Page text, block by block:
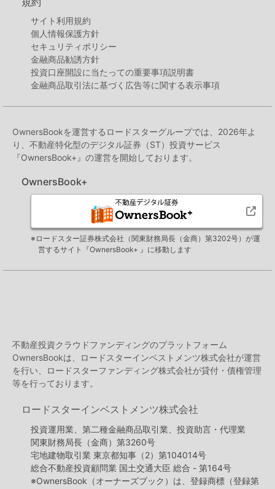
サイト利用規約
個人情報保護方針
セキュリティポリシー
金融商品勧誘方針
投資口座開設に当たっての重要事項説明書
金融商品取引法に基づく広告等に関する表示事項
OwnersBookを運営するロードスターグループでは、2026年よ
り、不動産特化型のデジタル証券（ST）投資サービス
『OwnersBook+』の運営を開始しております。
OwnersBook+
※ロードスター証券株式会社（関東財務局長（金商）第3202号）が運
営するサイト『OwnersBook+ 』に移動します
不動産投資クラウドファンディングのプラットフォーム
OwnersBookは、ロードスターインベストメンツ株式会社が運営
を行い、ロードスターファンディング株式会社が貸付・債権管理
等を行っております。
ロードスターインベストメンツ株式会社
投資運用業、第二種金融商品取引業、投資助言・代理業
関東財務局長（金商）第3260号
宅地建物取引業 東京都知事（2）第104014号
総合不動産投資顧問業 国土交通大臣 総合 - 第164号
※OwnersBook（オーナーズブック）は、登録商標（登録第